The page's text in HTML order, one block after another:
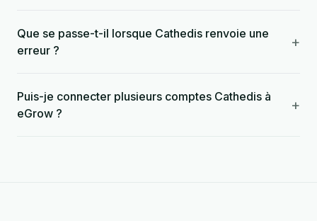
Que se passe-t-il lorsque Cathedis renvoie une
erreur ?
+
Puis-je connecter plusieurs comptes Cathedis à
eGrow ?
+